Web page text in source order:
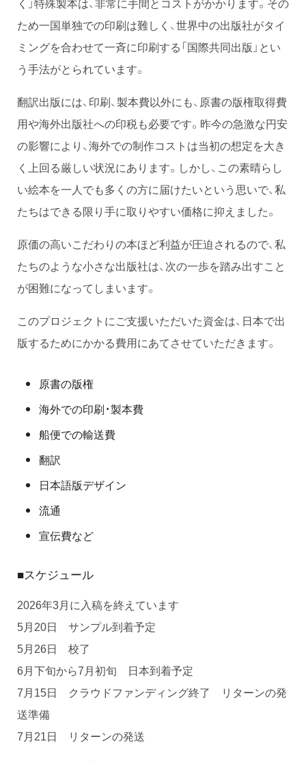
ため一国単独での印刷は難しく、世界中の出版社がタイ
ミングを合わせて一斉に印刷する「国際共同出版」とい
う手法がとられています。
翻訳出版には、印刷、製本費以外にも、原書の版権取得費
用や海外出版社への印税も必要です。昨今の急激な円安
の影響により、海外での制作コストは当初の想定を大き
く上回る厳しい状況にあります。しかし、この素晴らし
い絵本を一人でも多くの方に届けたいという思いで、私
たちはできる限り手に取りやすい価格に抑えました。
原価の高いこだわりの本ほど利益が圧迫されるので、私
たちのような小さな出版社は、次の一歩を踏み出すこと
が困難になってしまいます。
このプロジェクトにご支援いただいた資金は、日本で出
版するためにかかる費用にあてさせていただきます。
原書の版権
海外での印刷・製本費
船便での輸送費
翻訳
日本語版デザイン
流通
宣伝費など
■スケジュール
2026年3月に入稿を終えています
5月20日 サンプル到着予定
5月26日 校了
6月下旬から7月初旬 日本到着予定
7月15日 クラウドファンディング終了 リターンの発
送準備
7月21日 リターンの発送